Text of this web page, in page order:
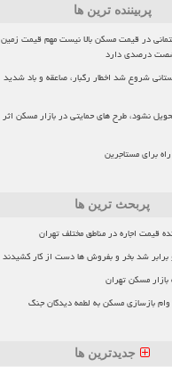
پربیننده ترین ها
در قیمت مسکن بالا نیست مهم قیمت زمین
درصدی دارد
شروع شد اخطار رگبار، صاعقه و باد شدید
نشود، طرح های حمایتی در بازار مسکن اثر
برای مستاجرین
پربحث ترین ها
قیمت اجاره در مناطق مختلف تهران
شد بخر و بفروش ها دست از کار کشیدند
مسکن تهران
بازسازی مسکن به لطمه دیدگان جنگ
جدیدترین ها